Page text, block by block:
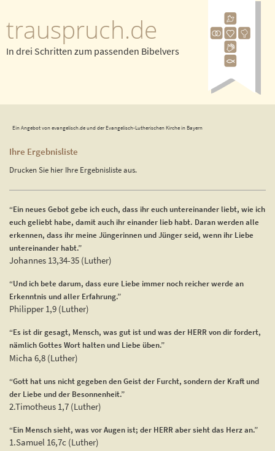
trauspruch.de
In drei Schritten zum passenden Bibelvers
Ein Angebot von evangelisch.de und der Evangelisch-Lutherischen Kirche in Bayern
Ihre Ergebnisliste
Drucken Sie hier Ihre Ergebnisliste aus.
“Ein neues Gebot gebe ich euch, dass ihr euch untereinander liebt, wie ich
euch geliebt habe, damit auch ihr einander lieb habt. Daran werden alle
erkennen, dass ihr meine Jüngerinnen und Jünger seid, wenn ihr Liebe
untereinander habt.”
Johannes 13,34-35 (Luther)
“Und ich bete darum, dass eure Liebe immer noch reicher werde an
Erkenntnis und aller Erfahrung.”
Philipper 1,9 (Luther)
“Es ist dir gesagt, Mensch, was gut ist und was der HERR von dir fordert,
nämlich Gottes Wort halten und Liebe üben.”
Micha 6,8 (Luther)
“Gott hat uns nicht gegeben den Geist der Furcht, sondern der Kraft und
der Liebe und der Besonnenheit.”
2.Timotheus 1,7 (Luther)
“Ein Mensch sieht, was vor Augen ist; der HERR aber sieht das Herz an.”
1.Samuel 16,7c (Luther)